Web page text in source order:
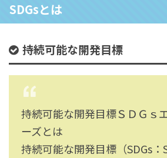
SDGsとは
持続可能な開発目標
持続可能な開発目標ＳＤＧｓ
ーズとは
持続可能な開発目標（SDGs